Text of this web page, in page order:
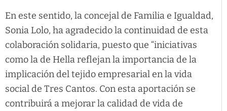
En este sentido, la concejal de Familia e Igualdad,
Sonia Lolo, ha agradecido la continuidad de esta
colaboración solidaria, puesto que “iniciativas
como la de Hella reflejan la importancia de la
implicación del tejido empresarial en la vida
social de Tres Cantos. Con esta aportación se
contribuirá a mejorar la calidad de vida de